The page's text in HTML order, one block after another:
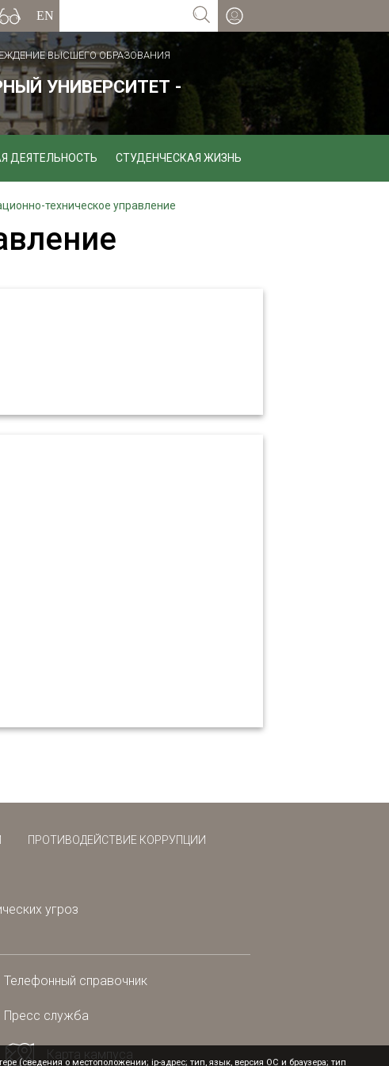
ВЫСШЕГО ОБРАЗОВАНИЯ
УНИВЕРСИТЕТ -
ДЕЯТЕЛЬНОСТЬ СТУДЕНЧЕСКАЯ ЖИЗНЬ
техническое управление
ПРОТИВОДЕЙСТВИЕ КОРРУПЦИИ
угроз
Телефонный справочник
Пресс служба
Карта кампуса
(сведения о местоположении; ip-адрес; тип, язык, версия ОС и браузера; тип